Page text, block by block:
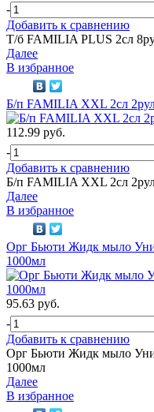
-
Добавить к сравнению
Т/б FAMILIA PLUS 2сл
Далее
В избранное
Б/п FAMILIA XXL 2сл
112.99 руб.
-
Добавить к сравнению
Б/п FAMILIA XXL 2сл
Далее
В избранное
Орг Бьюти Жидк мыло
1000мл
95.63 руб.
-
Добавить к сравнению
Орг Бьюти Жидк мыло
1000мл
Далее
В избранное